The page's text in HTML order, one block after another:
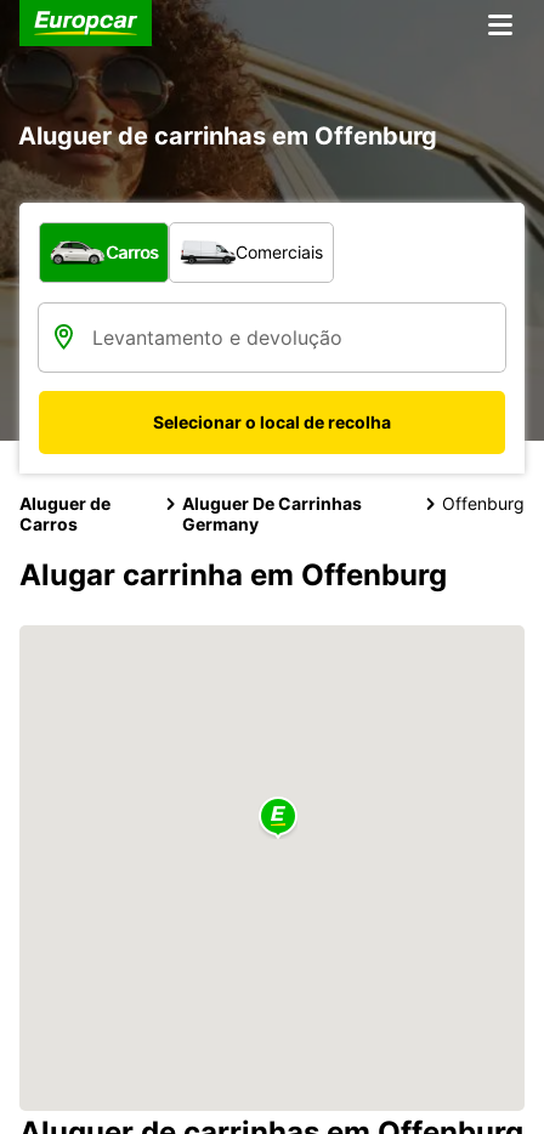
Aluguer de carrinhas em Offenburg
Que tipo de veículo pretende?
Carros Comerciais
Selecionar o local de recolha
Aluguer de
Carros
Aluguer De Carrinhas
Germany
Offenburg
Alugar carrinha em Offenburg